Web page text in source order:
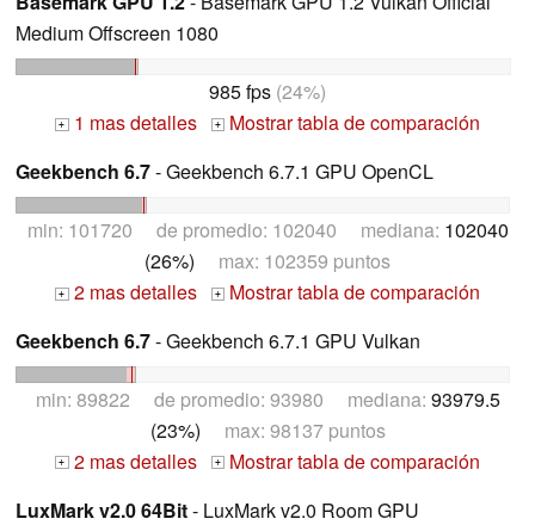
Medium Offscreen 1080
985 fps (24%)
+ 1 mas detalles +
Mostrar tabla de comparación
Geekbench 6.7- Geekbench 6.7.1 GPU OpenCL
min: 101720 de promedio: 102040 mediana: 102040
(26%) max: 102359 puntos
+ 2 mas detalles +
Mostrar tabla de comparación
Geekbench 6.7- Geekbench 6.7.1 GPU Vulkan
min: 89822 de promedio: 93980 mediana: 93979.5
(23%) max: 98137 puntos
+ 2 mas detalles +
Mostrar tabla de comparación
LuxMark v2.0 64Bit- LuxMark v2.0 Room GPU